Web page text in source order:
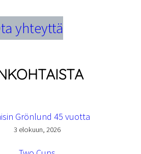
yhteyttä
Grönlund 45 vuotta
3 elokuun, 2026